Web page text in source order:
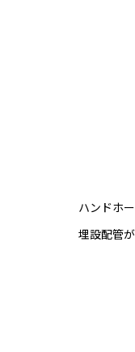
ハンドホ
埋設配管